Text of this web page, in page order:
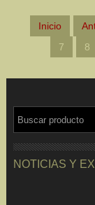
Inicio
7
8
NOTICIAS Y